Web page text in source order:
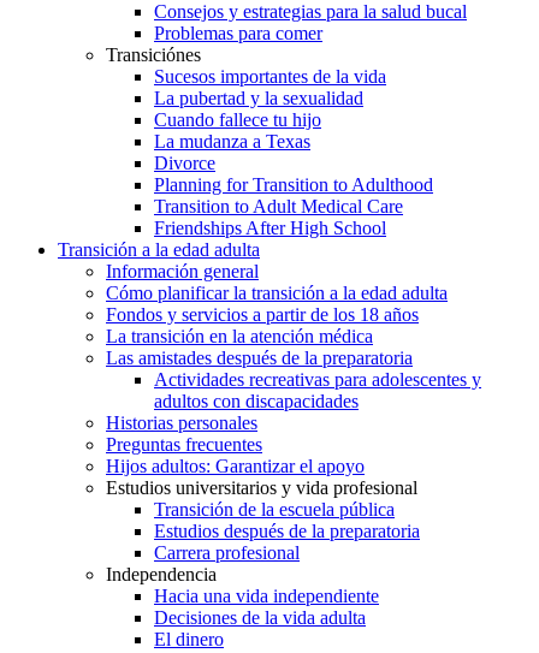
Consejos y estrategias para la salud bucal
Problemas para comer
Transiciónes
Sucesos importantes de la vida
La pubertad y la sexualidad
Cuando fallece tu hijo
La mudanza a Texas
Divorce
Planning for Transition to Adulthood
Transition to Adult Medical Care
Friendships After High School
Transición a la edad adulta
Información general
Cómo planificar la transición a la edad adulta
Fondos y servicios a partir de los 18 años
La transición en la atención médica
Las amistades después de la preparatoria
Actividades recreativas para adolescentes y
adultos con discapacidades
Historias personales
Preguntas frecuentes
Hijos adultos: Garantizar el apoyo
Estudios universitarios y vida profesional
Transición de la escuela pública
Estudios después de la preparatoria
Carrera profesional
Independencia
Hacia una vida independiente
Decisiones de la vida adulta
El dinero